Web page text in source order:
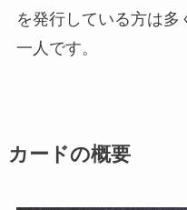
を発行している方は
一人です。
カードの概要